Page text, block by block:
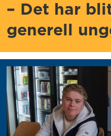
– Det har
generell